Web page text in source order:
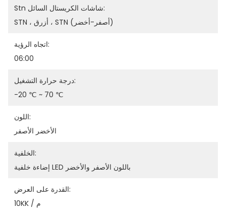
Stn شاشات الكريستال السائل:
STN ، أزرق ، STN (أصفر-أخضر)
اتجاه الرؤية:
06:00
درجة حرارة التشغيل:
-20 ℃ ~ 70 ℃
اللون:
الأخضر الأصفر
الخلفية:
إضاءة خلفية LED باللون الأصفر والأخضر
القدرة على العرض:
10KK / م